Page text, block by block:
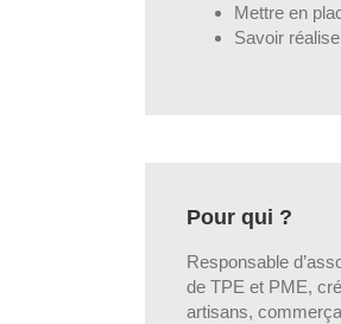
Mettre en
Savoir
Pour qui ?
Responsable
de TPE et PME,
artisans,